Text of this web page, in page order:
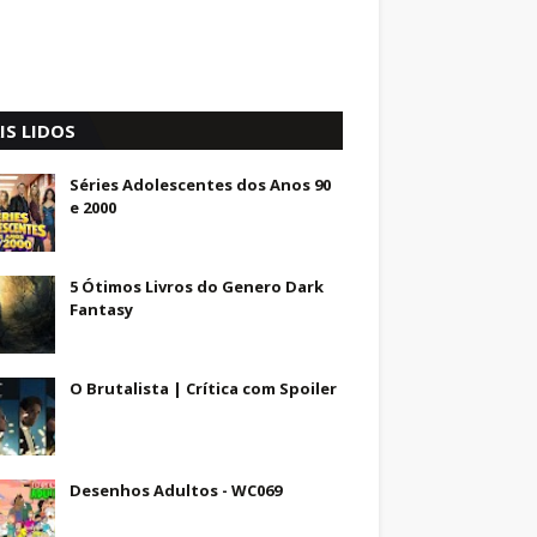
LIDOS
Séries Adolescentes dos Anos 90
e 2000
5 Ótimos Livros do Genero Dark
Fantasy
O Brutalista | Crítica com Spoiler
Desenhos Adultos - WC069